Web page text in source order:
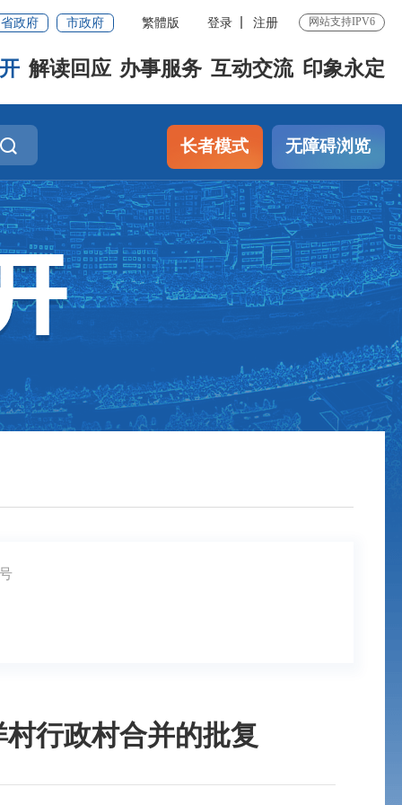
省政府 市政府 繁體版 登录 注册 网站支持IPV6
解读回应 办事服务 互动交流 印象永定
长者模式 无障碍浏览
行政村合并的批复